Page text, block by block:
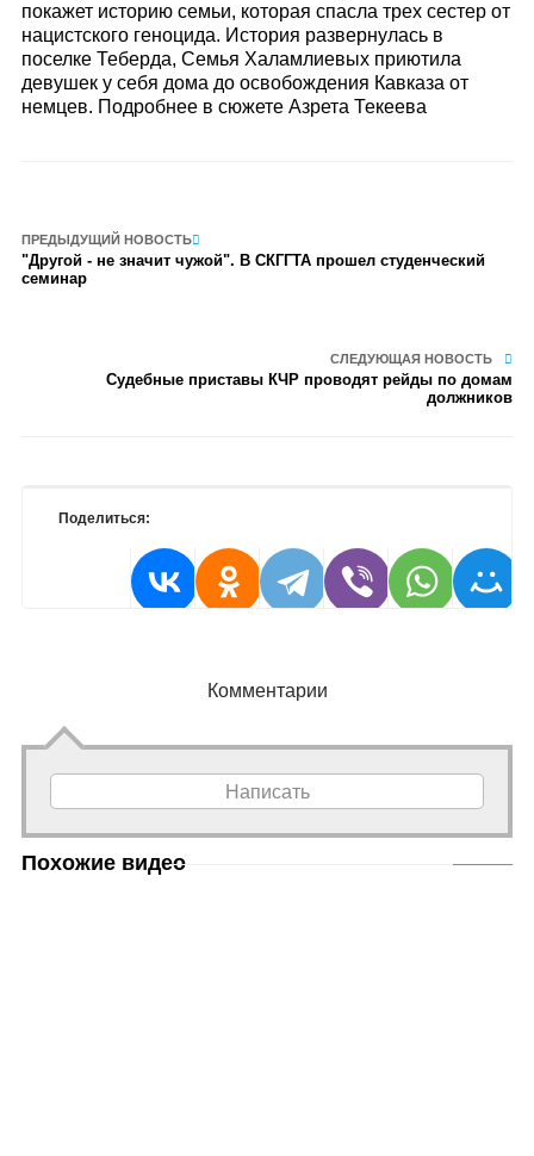
покажет историю семьи, которая спасла трех сестер от
нацистского геноцида. История развернулась в
поселке Теберда, Семья Халамлиевых приютила
девушек у себя дома до освобождения Кавказа от
немцев. Подробнее в сюжете Азрета Текеева
ПРЕДЫДУЩИЙ НОВОСТЬ
"Другой - не значит чужой". В СКГГТА прошел студенческий
семинар
СЛЕДУЮЩАЯ НОВОСТЬ
Судебные приставы КЧР проводят рейды по домам
должников
Поделиться:
Комментарии
Написать
Похожие видео